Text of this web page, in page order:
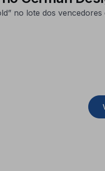
no lote dos